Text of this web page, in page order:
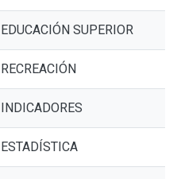
EDUCACIÓN SUPERIOR
RECREACIÓN
INDICADORES
ESTADÍSTICA